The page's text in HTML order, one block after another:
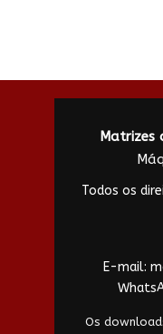
Matrizes
Todos os
E-mail:
Os